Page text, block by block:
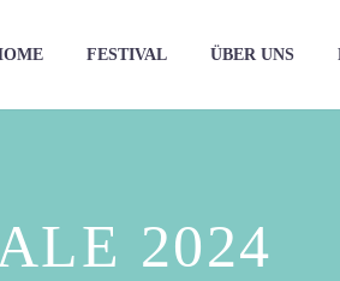
FESTIVAL ÜBER UNS
2024